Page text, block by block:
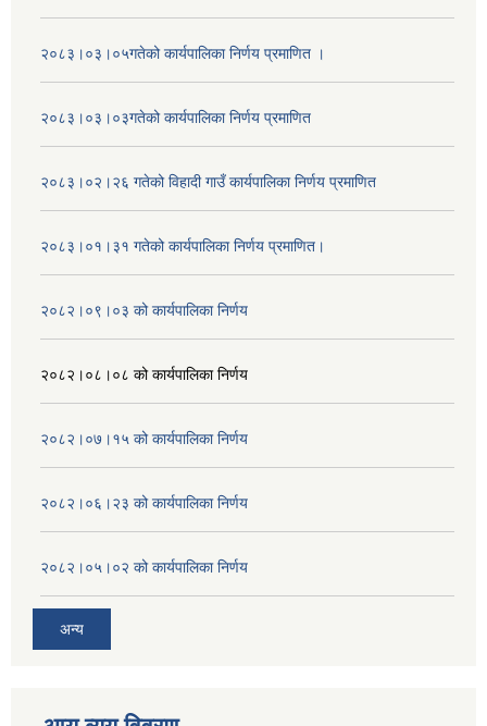
२०८३।०३।०५गतेको कार्यपालिका निर्णय प्रमाणित ।
२०८३।०३।०३गतेको कार्यपालिका निर्णय प्रमाणित
२०८३।०२।२६ गतेको विहादी गाउँ कार्यपालिका निर्णय प्रमाणित
२०८३।०१।३१ गतेको कार्यपालिका निर्णय प्रमाणित।
२०८२।०९।०३ को कार्यपालिका निर्णय
२०८२।०८।०८ को कार्यपालिका निर्णय
२०८२।०७।१५ को कार्यपालिका निर्णय
२०८२।०६।२३ को कार्यपालिका निर्णय
२०८२।०५।०२ को कार्यपालिका निर्णय
अन्य